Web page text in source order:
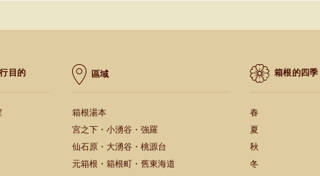
目的 區域
箱根湯本
宮之下・小湧谷・強羅
仙石原・大湧谷・桃源台
元箱根・箱根町・舊東海道
箱根的四季
春
夏
秋
冬